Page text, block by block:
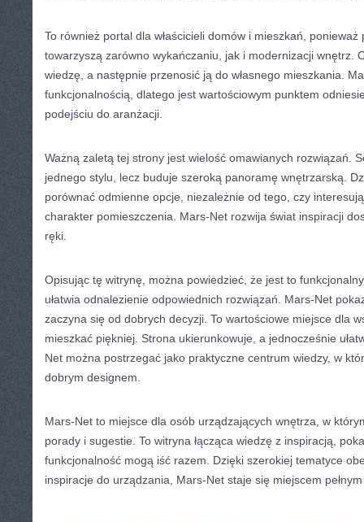
To również portal dla właścicieli domów i mieszkań,
towarzyszą zarówno wykańczaniu, jak i modernizacji wnętrz.
wiedzę, a następnie przenosić ją do własnego mieszkania.
funkcjonalnością, dlatego jest wartościowym punktem
podejściu do aranżacji.
Ważną zaletą tej strony jest wielość omawianych rozwiązań.
jednego stylu, lecz buduje szeroką panoramę wnętrzarską.
porównać odmienne opcje, niezależnie od tego, czy
charakter pomieszczenia. Mars-Net rozwija świat inspiracji
ręki.
Opisując tę witrynę, można powiedzieć, że jest to
ułatwia odnalezienie odpowiednich rozwiązań. Mars-Net
zaczyna się od dobrych decyzji. To wartościowe miejsce dla
mieszkać piękniej. Strona ukierunkowuje, a jednocześnie
Net można postrzegać jako praktyczne centrum wiedzy, w
dobrym designem.
Mars-Net to miejsce dla osób urządzających wnętrza, w
porady i sugestie. To witryna łącząca wiedzę z inspiracją,
funkcjonalność mogą iść razem. Dzięki szerokiej tematyce
inspiracje do urządzania, Mars-Net staje się miejscem